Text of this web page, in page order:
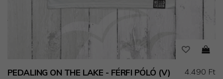
PEDALING ON THE LAKE - FÉRFI PÓLÓ (V) 4.490 Ft